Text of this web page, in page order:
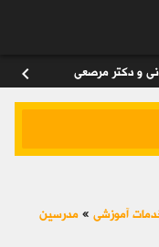
و دکتر مرصعی chevron_left
آموزشی » مدرسین